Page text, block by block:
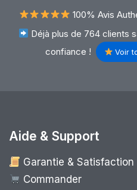
100% Avis
Déjà plus de 764 clients
confiance !
Voir
Aide & Support
Garantie & Satisfaction
Commander